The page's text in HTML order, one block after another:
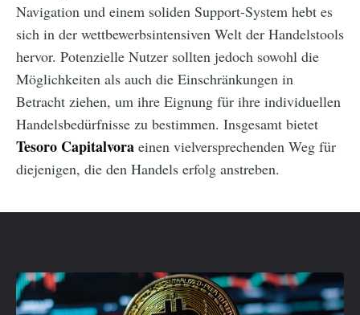
Navigation und einem soliden Support-System hebt es
sich in der wettbewerbsintensiven Welt der Handelstools
hervor. Potenzielle Nutzer sollten jedoch sowohl die
Möglichkeiten als auch die Einschränkungen in
Betracht ziehen, um ihre Eignung für ihre individuellen
Handelsbedürfnisse zu bestimmen. Insgesamt bietet
Tesoro Capitalvora einen vielversprechenden Weg für
diejenigen, die den Handels erfolg anstreben.